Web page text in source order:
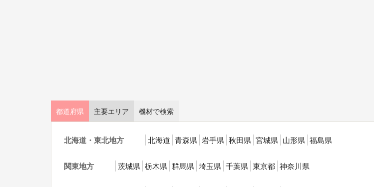
都道府県 主要エリア 機材で検索
北海道・東北地方 北海道 青森県 岩手県 秋田県 宮城県 山形県 福島県
関東地方 茨城県 栃木県 群馬県 埼玉県 千葉県 東京都 神奈川県